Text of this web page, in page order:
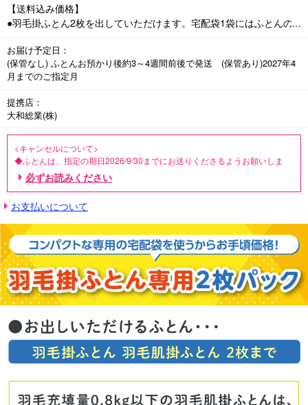
【送料込み価格】
●羽毛掛ふとん2枚を出していただけます。宅配袋1袋にはふとんの
厚みによりシングル2枚からセミダブル2枚程度が入ります。
●羽毛充填量が0.8kg以下の肌掛ふとんは、2点で1枚分としてお出し
いただけます。例)羽毛掛ふとん1点+羽毛肌掛ふとん2点(1枚分)
●「通常パックの宅配袋で送られた場合」は「通常パック」の料金を
請求させていただきます。
※宅配袋は「羽毛掛ふとん専用袋」となります。1パックの注文につ
き宅配袋は1袋となります。
※宅配袋のサイズ:155サイズ(横70㎝×奥行50㎝×高さ35㎝ )色はグリ
ーンとなります。
※「羽毛以外のふとんが入っていた場合」「規定の枚数以上のふとん
が入っていた場合」は「通常パック」の料金を請求させていただき
ます。
※宅配袋に入らない大きさのふとんはお受けできません。
◆全品防ダニ・抗菌・抗ウイルス加工付き!※防ダニ加工の薬剤はダ
ニの侵入を防ぐもので殺虫剤ではありません。
お届け予定日
(保管なし) ふとんお預かり後約3～4週間前後で発送 (保管あり)2027年4
月までのご指定月
提携店
大和総業(株)
<キャンセルについて>
◆ふとんは、指定の期日2026/9/30までにお送りくださるようお願いしま
す。
◆「丸洗いご注文翌日以降にキャンセルした場合」や「指定の期日までに
文につきキャンセル料1,380円(税込)(リピート割適用の方はキャンセル料83
0円(税込))をご請求させていただきます。
※島しょ部の方はご利用いただけません。
<オプション>　※オプションのみのご注文はできません。丸洗いと合わせて
ご注文をお願いします。
【羽毛掛ふとん限定 収納ケースでお届け】丸洗いする羽毛掛ふとんの枚数
だけご利用可能です。ケース1枚に入る羽毛掛ふとんは1枚です。希望され
るふとんは、回収セット同封のお申し込みカルテにてご記入ください。注
文後の数量変更もお申し込みカルテで可能です。収納ケースのみの注文は
できません。敷ふとんは収納できません。
【保管】お届け時期は2027年4月までのご指定月の上旬・中旬・下旬から
ご注文後に書類が届きますので、返却時期をご記入のうえ、ふと
んと一緒にお送りください。
必ずお読みください
お支払いについて